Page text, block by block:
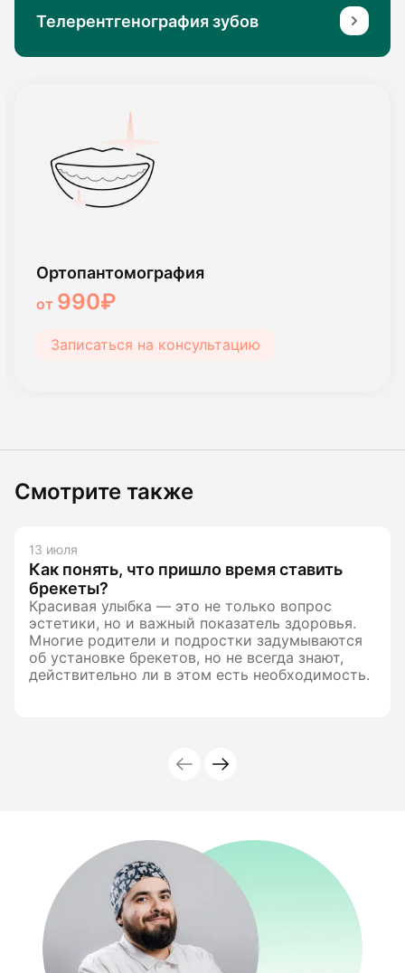
Телерентгенография зубов
Ортопантомография
от 990₽
Записаться на консультацию
Смотрите также
13 июля
Как понять, что пришло время ставить
брекеты?
Красивая улыбка — это не только вопрос
эстетики, но и важный показатель здоровья.
Многие родители и подростки задумываются
об установке брекетов, но не всегда знают,
действительно ли в этом есть необходимость.